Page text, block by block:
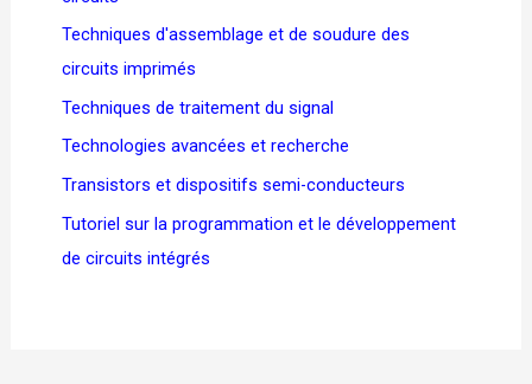
Techniques d'assemblage et de soudure des
circuits imprimés
Techniques de traitement du signal
Technologies avancées et recherche
Transistors et dispositifs semi-conducteurs
Tutoriel sur la programmation et le développement
de circuits intégrés